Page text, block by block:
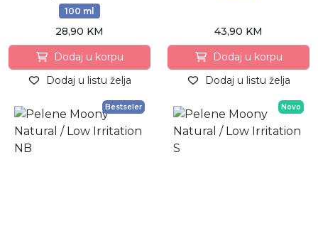
100 ml
28,90 KM
Dodaj u korpu
Dodaj u listu želja
43,90 KM
Dodaj u korpu
Dodaj u listu želja
Bestseler Novo